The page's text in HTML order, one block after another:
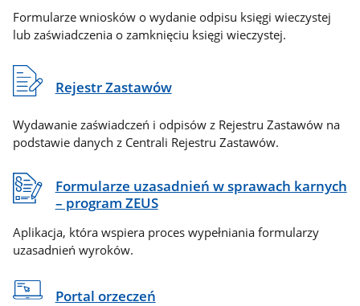
Formularze wniosków o wydanie odpisu księgi wieczystej
lub zaświadczenia o zamknięciu księgi wieczystej.
Rejestr Zastawów
Wydawanie zaświadczeń i odpisów z Rejestru Zastawów na
podstawie danych z Centrali Rejestru Zastawów.
Formularze uzasadnień w sprawach karnych
– program ZEUS
Aplikacja, która wspiera proces wypełniania formularzy
uzasadnień wyroków.
Portal orzeczeń